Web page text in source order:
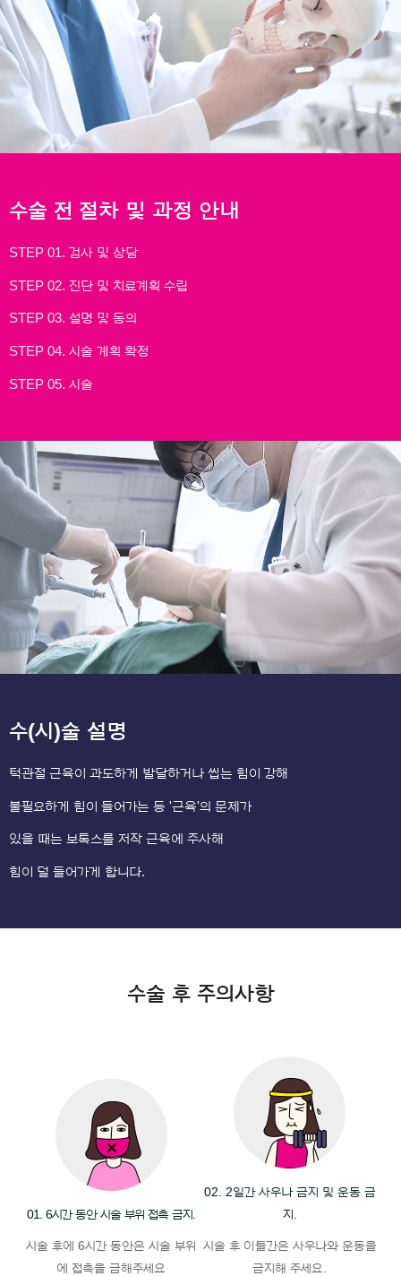
수술 전 절차 및 과정 안내
STEP 01. 검사 및 상담
STEP 02. 진단 및 치료계획 수립
STEP 03. 설명 및 동의
STEP 04. 시술 계획 확정
STEP 05. 시술
수(시)술 설명
턱관절 근육이 과도하게 발달하거나 씹는 힘이 강해
불필요하게 힘이 들어가는 등 '근육'의 문제가
있을 때는 보톡스를 저작 근육에 주사해
힘이 덜 들어가게 합니다.
수술 후 주의사항
01. 6시간 동안 시술 부위 접촉 금지.
시술 후에 6시간 동안은 시술 부위
에 접촉을 금해주세요
02. 2일간 사우나 금지 및 운동 금
지.
시술 후 이틀간은 사우나와 운동을
금지해 주세요.